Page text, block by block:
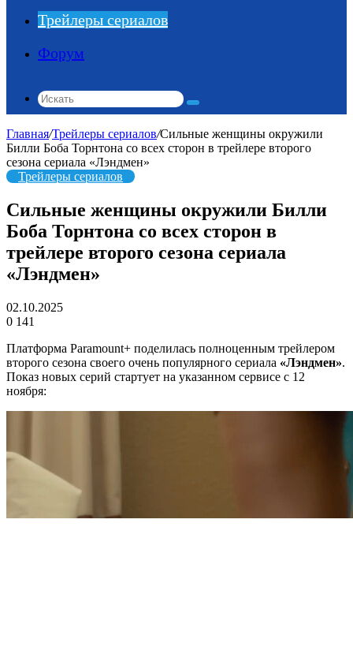
Трейлеры сериалов
Форум
Искать
Главная/Трейлеры сериалов/Сильные женщины окружили
Билли Боба Торнтона со всех сторон в трейлере второго
сезона сериала «Лэндмен»
Трейлеры сериалов
Сильные женщины окружили Билли
Боба Торнтона со всех сторон в
трейлере второго сезона сериала
«Лэндмен»
02.10.2025
0 141
Платформа Paramount+ поделилась полноценным трейлером
второго сезона своего очень популярного сериала «Лэндмен».
Показ новых серий стартует на указанном сервисе с 12
ноября: